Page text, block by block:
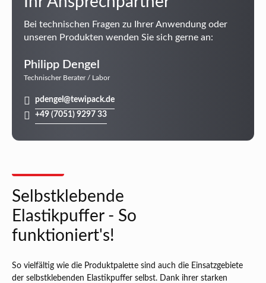
Bei technischen Fragen zu Ihrer Anwendung oder
unseren Produkten wenden Sie sich gerne an:
Philipp Dengel
Technischer Berater / Labor
pdengel@tewipack.de
+49 (7051) 9297 33
Selbstklebende
Elastikpuffer - So
funktioniert's!
So vielfältig wie die Produktpalette sind auch die Einsatzgebiete
der selbstklebenden Elastikpuffer selbst. Dank ihrer starken